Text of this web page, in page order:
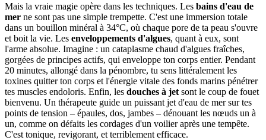
Mais la vraie magie opère dans les techniques. Les bains d'eau de
mer ne sont pas une simple trempette. C'est une immersion totale
dans un bouillon minéral à 34°C, où chaque pore de ta peau s'ouvre
et boit la vie. Les enveloppements d'algues, quant à eux, sont
l'arme absolue. Imagine : un cataplasme chaud d'algues fraîches,
gorgées de principes actifs, qui enveloppe ton corps entier. Pendant
20 minutes, allongé dans la pénombre, tu sens littéralement les
toxines quitter ton corps et l'énergie vitale des fonds marins pénétrer
tes muscles endoloris. Enfin, les douches à jet sont le coup de fouet
bienvenu. Un thérapeute guide un puissant jet d'eau de mer sur tes
points de tension – épaules, dos, jambes – dénouant les nœuds un à
un, comme on défaits les cordages d'un voilier après une tempête.
C'est tonique, revigorant, et terriblement efficace.